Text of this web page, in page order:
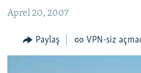
QANUNI DOĞRU
ARAŞDIRMA
Aprel 20, 2007
Paylaş VPN-siz